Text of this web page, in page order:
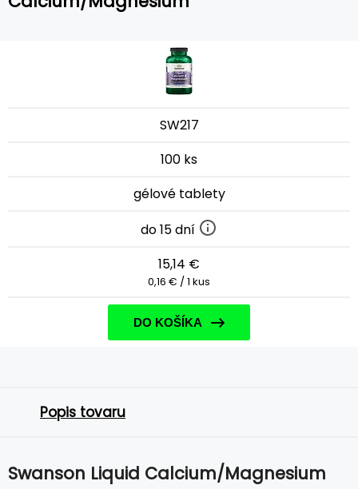
SW217
100 ks
gélové tablety
do 15 dní
15,14 €
0,16 € / 1 kus
DO KOŠÍKA
Popis tovaru
Swanson Liquid Calcium/Magnesium